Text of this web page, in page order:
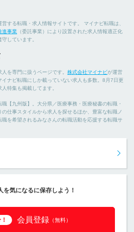
営する転職・求人情報サイトです。 マイナビ転職は、
進事業 （委託事業）により設置された求人情報適正化
しています。
を専門に扱うページです。 株式会社マイナビが運営
ナビ転職にしか載っていない求人も多数。8月7日更
特集も掲載してます。
【九州版】。大分県／医療事務・医療秘書の転職・
仕事スタイルから求人を探せるほか、豊富な転職ノ
を希望されるみなさんの転職活動を応援する転職サ
を気になるに保存しよう！
会員登録 （無料）